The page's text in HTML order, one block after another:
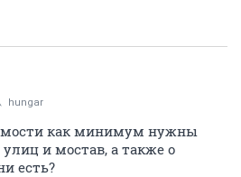
hungar
как минимум нужны
и мостав, а также о
есть?